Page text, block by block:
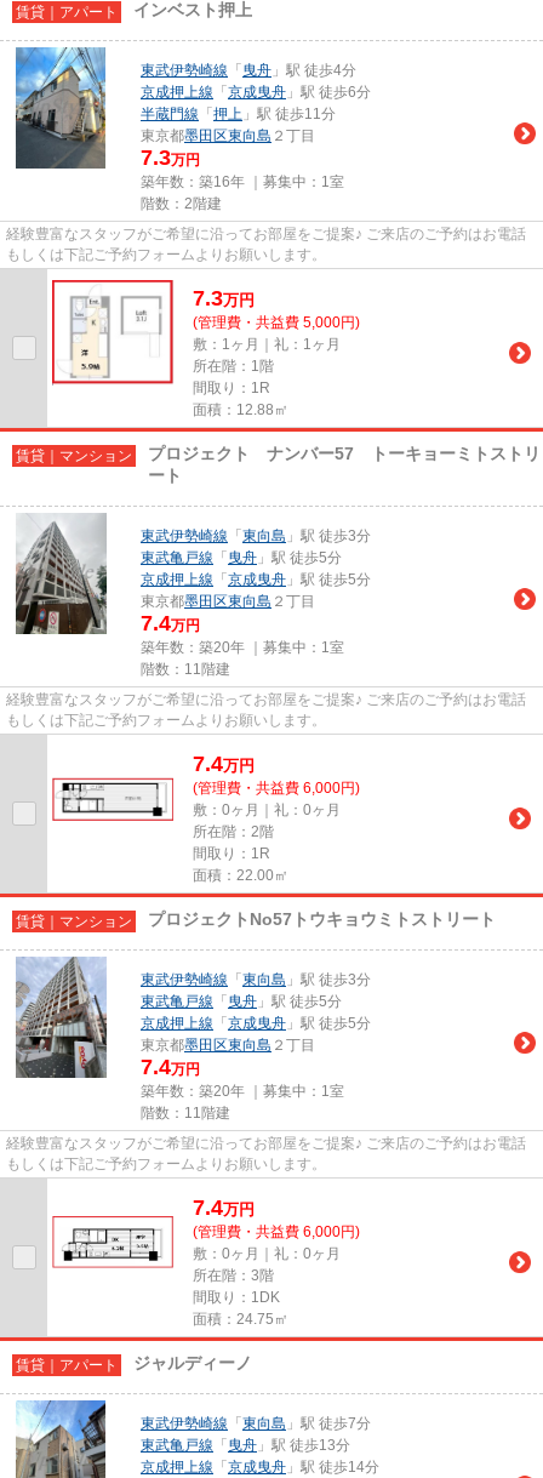
賃貸｜アパート インベスト押上
東武伊勢崎線 「 曳舟 」駅 徒歩4分
京成押上線 「 京成曳舟 」駅 徒歩6分
半蔵門線 「 押上 」駅 徒歩11分
東京都墨田区東向島 ２丁目
7.3万円
築年数：築16年 ｜募集中： 1室
階数：2階建
経験豊富なスタッフがご希望に沿ってお部屋をご提案♪ ご来店のご予約はお電話
もしくは下記ご予約フォームよりお願いします。
7.3万円
(管理費・共益費 5,000円)
敷：1ヶ月｜礼：1ヶ月
所在階：1階
間取り：1R
面積：12.88㎡
賃貸｜マンション
プロジェクト ナンバー57 トーキョーミトストリ
ート
東武伊勢崎線 「 東向島 」駅 徒歩3分
東武亀戸線 「 曳舟 」駅 徒歩5分
京成押上線 「 京成曳舟 」駅 徒歩5分
東京都墨田区東向島 ２丁目
7.4万円
築年数：築20年 ｜募集中： 1室
階数：11階建
経験豊富なスタッフがご希望に沿ってお部屋をご提案♪ ご来店のご予約はお電話
もしくは下記ご予約フォームよりお願いします。
7.4万円
(管理費・共益費 6,000円)
敷：0ヶ月｜礼：0ヶ月
所在階：2階
間取り：1R
面積：22.00㎡
賃貸｜マンション プロジェクトNo57トウキョウミトストリート
東武伊勢崎線 「 東向島 」駅 徒歩3分
東武亀戸線 「 曳舟 」駅 徒歩5分
京成押上線 「 京成曳舟 」駅 徒歩5分
東京都墨田区東向島 ２丁目
7.4万円
築年数：築20年 ｜募集中： 1室
階数：11階建
経験豊富なスタッフがご希望に沿ってお部屋をご提案♪ ご来店のご予約はお電話
もしくは下記ご予約フォームよりお願いします。
7.4万円
(管理費・共益費 6,000円)
敷：0ヶ月｜礼：0ヶ月
所在階：3階
間取り：1DK
面積：24.75㎡
賃貸｜アパート ジャルディーノ
東武伊勢崎線 「 東向島 」駅 徒歩7分
東武亀戸線 「 曳舟 」駅 徒歩13分
京成押上線 「 京成曳舟 」駅 徒歩14分